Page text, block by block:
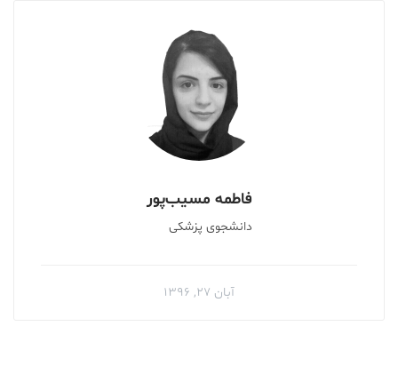
فاطمه مسیب‌پور
دانشجوی پزشکی
آبان ۲۷, ۱۳۹۶